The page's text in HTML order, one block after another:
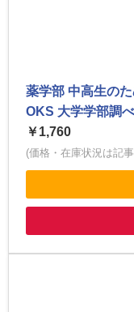
薬学部 中高生の
OKS 大学学部調
￥1,760
(価格・在庫状況は記